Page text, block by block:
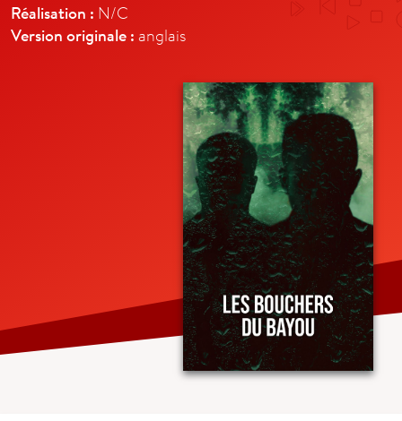
Réalisation : N/C
Version originale : anglais